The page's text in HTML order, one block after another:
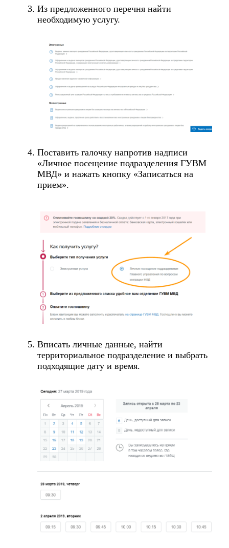
Из предложенного перечня найти
необходимую услугу.
Поставить галочку напротив надписи
«Личное посещение подразделения ГУВМ
МВД» и нажать кнопку «Записаться на
прием».
Вписать личные данные, найти
территориальное подразделение и выбрать
подходящие дату и время.